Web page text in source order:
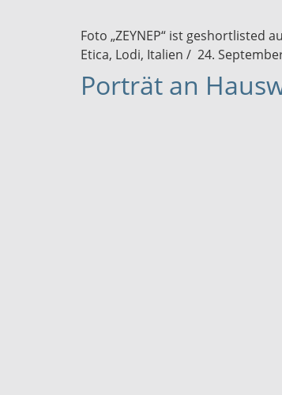
Foto „ZEYNEP“ ist geshortlisted
Etica, Lodi, Italien / 24.
Porträt an